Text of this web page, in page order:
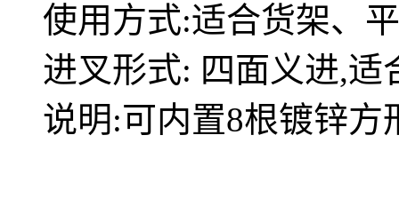
使用方式:适合货架、
进叉形式: 四面义进,
说明:可内置8根镀锌方